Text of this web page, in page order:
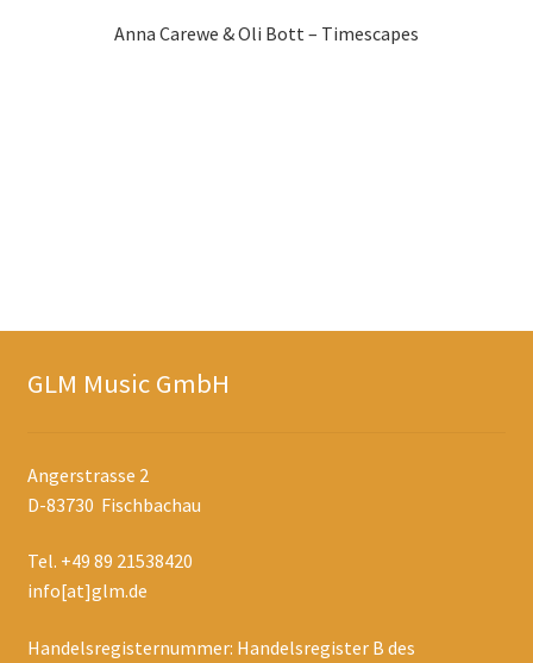
Anna Carewe & Oli Bott – Timescapes
GLM Music GmbH
Angerstrasse 2
D-83730 Fischbachau
Tel. +49 89 21538420
info[at]glm.de
Handelsregisternummer: Handelsregister B des